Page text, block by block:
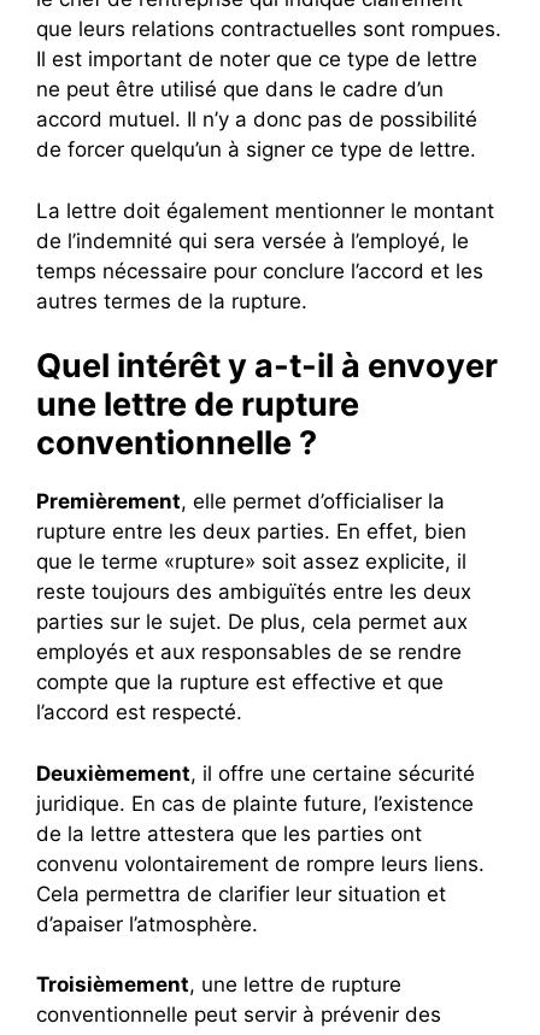
que leurs relations contractuelles sont rompues.
Il est important de noter que ce type de lettre
ne peut être utilisé que dans le cadre d’un
accord mutuel. Il n’y a donc pas de possibilité
de forcer quelqu’un à signer ce type de lettre.
La lettre doit également mentionner le montant
de l’indemnité qui sera versée à l’employé, le
temps nécessaire pour conclure l’accord et les
autres termes de la rupture.
Quel intérêt y a-t-il à envoyer
une lettre de rupture
conventionnelle ?
Premièrement, elle permet d’officialiser la
rupture entre les deux parties. En effet, bien
que le terme «rupture» soit assez explicite, il
reste toujours des ambiguïtés entre les deux
parties sur le sujet. De plus, cela permet aux
employés et aux responsables de se rendre
compte que la rupture est effective et que
l’accord est respecté.
Deuxièmement, il offre une certaine sécurité
juridique. En cas de plainte future, l’existence
de la lettre attestera que les parties ont
convenu volontairement de rompre leurs liens.
Cela permettra de clarifier leur situation et
d’apaiser l’atmosphère.
Troisièmement, une lettre de rupture
conventionnelle peut servir à prévenir des